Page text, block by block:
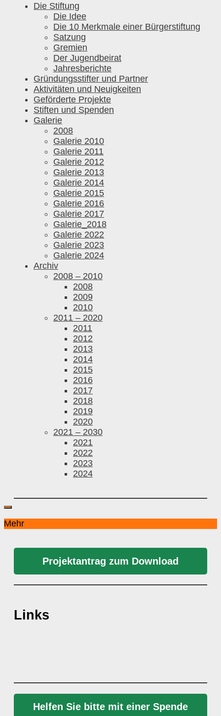
Die Stiftung
Die Idee
Die 10 Merkmale einer Bürgerstiftung
Satzung
Gremien
Der Jugendbeirat
Jahresberichte
Gründungsstifter und Partner
Aktivitäten und Neuigkeiten
Geförderte Projekte
Stiften und Spenden
Galerie
2008
Galerie 2010
Galerie 2011
Galerie 2012
Galerie 2013
Galerie 2014
Galerie 2015
Galerie 2016
Galerie 2017
Galerie_2018
Galerie 2022
Galerie 2023
Galerie 2024
Archiv
2008 – 2010
2008
2009
2010
2011 – 2020
2011
2012
2013
2014
2015
2016
2017
2018
2019
2020
2021 – 2030
2021
2022
2023
2024
Mehr
Projektantrag zum Download
Links
Helfen Sie bitte mit einer Spende